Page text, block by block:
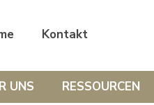
Kontakt
UNS RESSOURCEN